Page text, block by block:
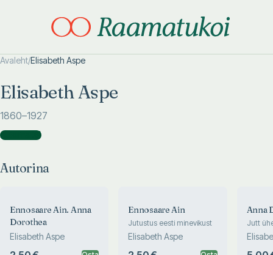
Avaleht/Elisabeth Aspe
Elisabeth Aspe
1860–1927
Autorina )
Autorina
Ennosaare Ain. Anna
Dorothea
Elisabeth Aspe
Ennosaare Ain
Jutustus eesti minevikust
Elisabeth Aspe
Anna
Jutt